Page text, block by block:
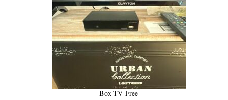
Box TV Free